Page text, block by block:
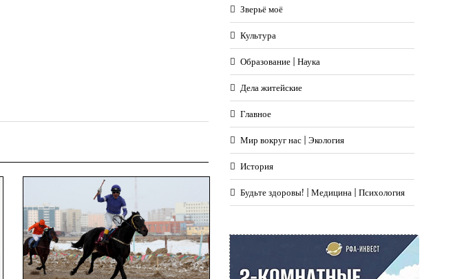
Зверьё моё
Культура
Образование | Наука
Дела житейские
Главное
Мир вокруг нас | Экология
История
Будьте здоровы! | Медицина | Психология